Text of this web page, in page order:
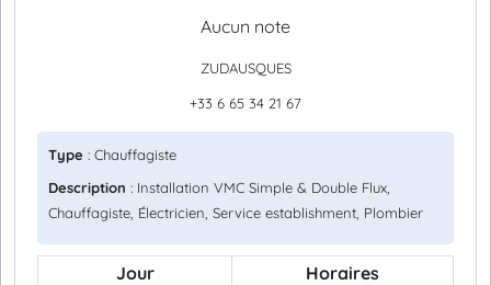
Aucun note
ZUDAUSQUES
+33 6 65 34 21 67
Type : Chauffagiste
Description : Installation VMC Simple & Double Flux,
Chauffagiste, Électricien, Service establishment, Plombier
Jour
Horaires